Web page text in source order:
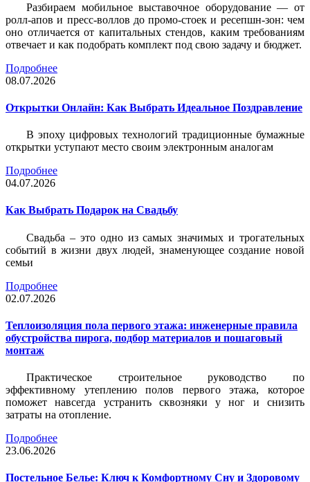
Разбираем мобильное выставочное оборудование — от
ролл-апов и пресс-воллов до промо-стоек и ресепшн-зон: чем
оно отличается от капитальных стендов, каким требованиям
отвечает и как подобрать комплект под свою задачу и бюджет.
Подробнее
08.07.2026
Открытки Онлайн: Как Выбрать Идеальное Поздравление
В эпоху цифровых технологий традиционные бумажные
открытки уступают место своим электронным аналогам
Подробнее
04.07.2026
Как Выбрать Подарок на Свадьбу
Свадьба – это одно из самых значимых и трогательных
событий в жизни двух людей, знаменующее создание новой
семьи
Подробнее
02.07.2026
Теплоизоляция пола первого этажа: инженерные правила
обустройства пирога, подбор материалов и пошаговый
монтаж
Практическое строительное руководство по
эффективному утеплению полов первого этажа, которое
поможет навсегда устранить сквозняки у ног и снизить
затраты на отопление.
Подробнее
23.06.2026
Постельное Белье: Ключ к Комфортному Сну и Здоровому